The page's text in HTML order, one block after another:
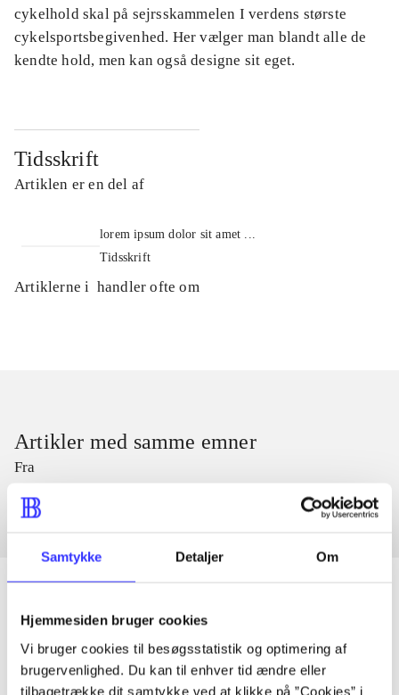
Samtykke Detaljer Om
Hjemmesiden bruger cookies
Vi bruger cookies til besøgsstatistik og optimering af
brugervenlighed. Du kan til enhver tid ændre eller
tilbagetrække dit samtykke ved at klikke på ”Cookies” i
cykelhold skal på sejrsskammelen I verdens største
cykelsportsbegivenhed. Her vælger man blandt alle de
kendte hold, men kan også designe sit eget.
Tidsskrift
Artiklen er en del af
lorem ipsum dolor sit amet ...
Tidsskrift
Artiklerne i handler ofte om
Artikler med samme emner
Fra
Artikler
Alle registrerede artikler fordelt på udgivelser